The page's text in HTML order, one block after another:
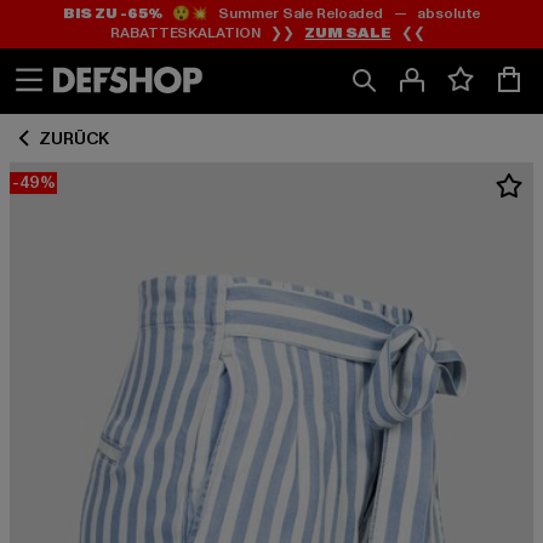
Zum
Inhalt
springen
Zum
Fußzeile
springen
BIS ZU -65%😲💥 Summer Sale Reloaded — absolute
RABATTESKALATION ❯❯ ZUM SALE ❮❮
ZURÜCK
-49%